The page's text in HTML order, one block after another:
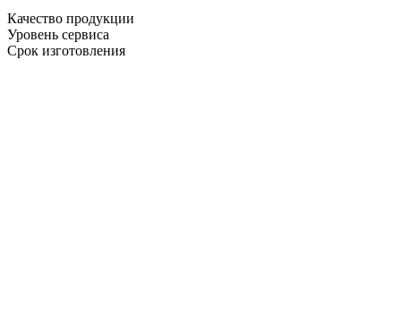
Качество продукции
Уровень сервиса
Срок изготовления